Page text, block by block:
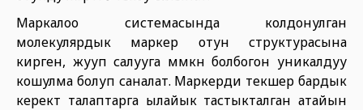
Маркалоо системасында колдонулган
молекулярдык маркер отун структурасына
кирген, жууп салууга мүмкүн болбогон уникалдуу
кошулма болуп саналат. Маркерди текшерүү бардык
керектүү талаптарга ылайык тастыкталган атайын